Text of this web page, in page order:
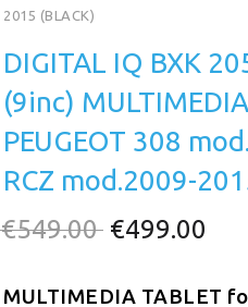
2015 (BLACK)
DIGITAL IQ BXK
(9inc)
PEUGEOT 308
RCZ mod.2009-
€549.00 Original
was:
€499.00
MULTIMEDIA TABLET